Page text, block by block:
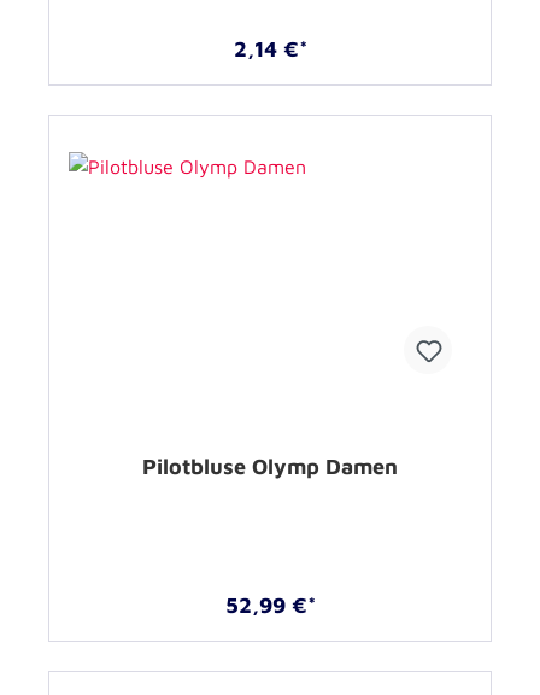
2,14 €*
Pilotbluse Olymp Damen
52,99 €*